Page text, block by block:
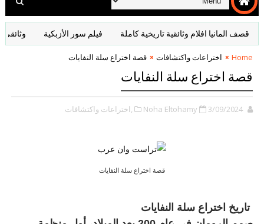
المانيا افلام وثائقية تاريخية كاملة فيلم سور الأزبكية وثائقي سر
Home اختراعات واكتشافات قصة اختراع سلة النفايات
قصة اختراع سلة النفايات
Noha Eltohamy 3/09/2024 ,اختراعات واكتشافات
قصة اختراع سلة النفايات
تاريخ اختراع سلة النفايات